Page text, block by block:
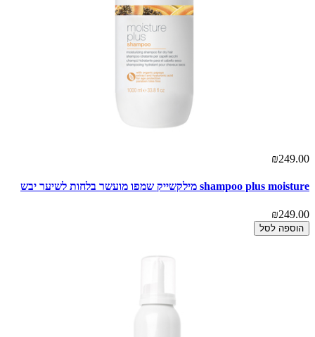
₪249.00
shampoo plus moisture מילקשייק שמפו מועשר בלחות לשיער יבש
₪249.00
הוספה לסל